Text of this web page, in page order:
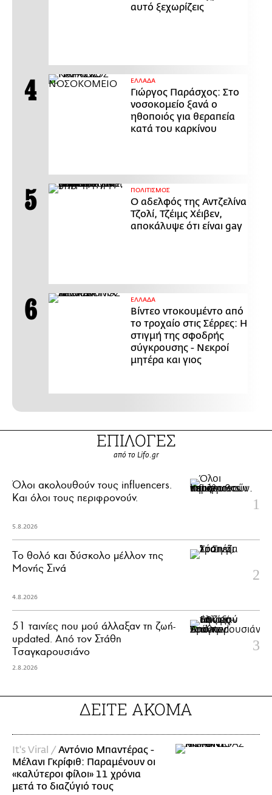
αυτό ξεχωρίζεις
ΕΛΛΑΔΑ
Γιώργος Παράσχος: Στο
νοσοκομείο ξανά ο
ηθοποιός για θεραπεία
κατά του καρκίνου
ΠΟΛΙΤΙΣΜΟΣ
Ο αδελφός της Αντζελίνα
Τζολί, Τζέιμς Χέιβεν,
αποκάλυψε ότι είναι gay
ΕΛΛΑΔΑ
Βίντεο ντοκουμέντο από
το τροχαίο στις Σέρρες: Η
στιγμή της σφοδρής
σύγκρουσης - Νεκροί
μητέρα και γιος
ΕΠΙΛΟΓΕΣ
από το Lifo.gr
Όλοι ακολουθούν τους influencers.
Και όλοι τους περιφρονούν.
5.8.2026
Το θολό και δύσκολο μέλλον της
Μονής Σινά
4.8.2026
51 ταινίες που μού άλλαξαν τη ζωή-
updated. Aπό τον Στάθη
Τσαγκαρουσιάνο
2.8.2026
ΔΕΙΤΕ ΑΚΟΜΑ
It's Viral /Αντόνιο Μπαντέρας -
Μέλανι Γκρίφιθ: Παραμένουν οι
«καλύτεροι φίλοι» 11 χρόνια
μετά το διαζύγιό τους